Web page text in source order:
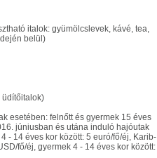
italok: gyümölcslevek, kávé, tea,
belül)
üdítőitalok)
esetében: felnőtt és gyermek 15 éves
júniusban és utána induló hajóutak
- 14 éves kor között: 5 euró/fő/éj, Karib-
fő/éj, gyermek 4 - 14 éves kor között: